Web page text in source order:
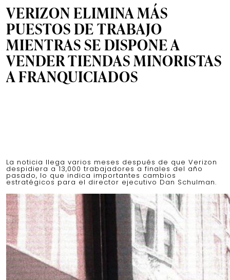
VERIZON ELIMINA MÁS
PUESTOS DE TRABAJO
MIENTRAS SE DISPONE A
VENDER TIENDAS MINORISTAS
A FRANQUICIADOS
La noticia llega varios meses después de que Verizon
despidiera a 13,000 trabajadores a finales del año
pasado, lo que indica importantes cambios
estratégicos para el director ejecutivo Dan Schulman.